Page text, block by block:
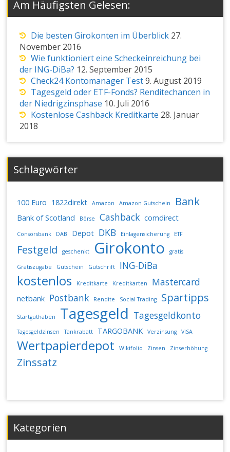
Am Häufigsten Gelesen:
Die besten Girokonten im Überblick 27.
November 2016
Wie funktioniert eine Scheckeinreichung bei
der ING-DiBa? 12. September 2015
Check24 Kontomanager Test 9. August 2019
Tagesgeld oder ETF-Fonds? Renditechancen in
der Niedrigzinsphase 10. Juli 2016
Kostenlose Cashback Kreditkarte 28. Januar
2018
Schlagwörter
100 Euro 1822direkt Amazon Amazon Gutschein Bank
Bank of Scotland Börse Cashback comdirect
Consorsbank DAB Depot DKB Einlagensicherung ETF
Festgeld geschenkt Girokonto gratis
Gratiszugabe Gutschein Gutschrift ING-DiBa
kostenlos Kreditkarte Kreditkarten Mastercard
netbank Postbank Rendite Social Trading Spartipps
Startguthaben Tagesgeld Tagesgeldkonto
Tagesgeldzinsen Tankrabatt TARGOBANK Verzinsung VISA
Wertpapierdepot Wikifolio Zinsen Zinserhöhung
Zinssatz
Kategorien